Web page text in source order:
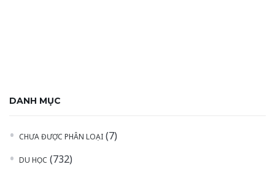
DANH MỤC
CHƯA ĐƯỢC PHÂN LOẠI (7)
DU HỌC (732)